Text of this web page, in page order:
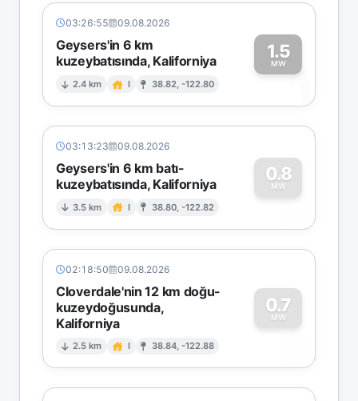
03:26:55 09.08.2026
Geysers'in 6 km
kuzeybatısında, Kaliforniya
2.4 km I 38.82, -122.80
1.5
MW1
03:13:23 09.08.2026
Geysers'in 6 km batı-
kuzeybatısında, Kaliforniya
3.5 km I 38.80, -122.82
0.8
MW
0
02:18:50 09.08.2026
Cloverdale'nin 12 km doğu-
kuzeydoğusunda,
Kaliforniya
2.5 km I 38.84, -122.88
0.7
MW
0